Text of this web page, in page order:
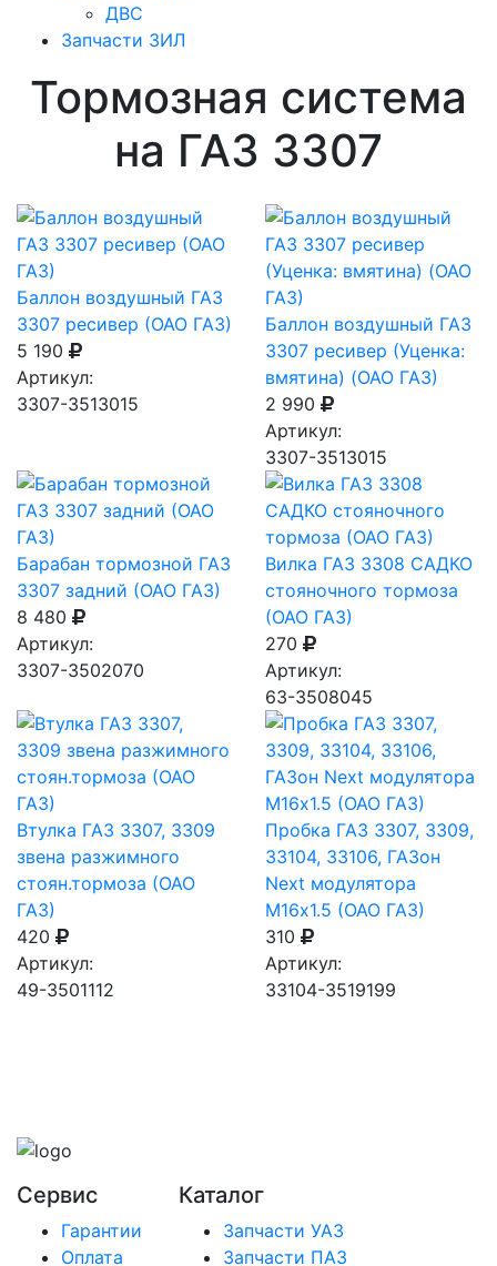
ДВС
Запчасти ЗИЛ
Тормозная система
на ГАЗ 3307
Баллон воздушный ГАЗ
3307 ресивер (ОАО ГАЗ)
5 190
Артикул:
3307-3513015
Баллон воздушный ГАЗ
3307 ресивер (Уценка:
вмятина) (ОАО ГАЗ)
2 990
Артикул:
3307-3513015
Барабан тормозной ГАЗ
3307 задний (ОАО ГАЗ)
8 480
Артикул:
3307-3502070
Вилка ГАЗ 3308 САДКО
стояночного тормоза
(ОАО ГАЗ)
270
Артикул:
63-3508045
Втулка ГАЗ 3307, 3309
звена разжимного
стоян.тормоза (ОАО
ГАЗ)
420
Артикул:
49-3501112
Пробка ГАЗ 3307, 3309,
33104, 33106, ГАЗон
Next модулятора
М16х1.5 (ОАО ГАЗ)
310
Артикул:
33104-3519199
Сервис
Гарантии
Оплата
Каталог
Запчасти УАЗ
Запчасти ПАЗ